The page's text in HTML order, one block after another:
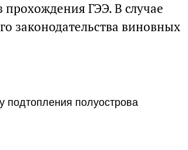
прохождения ГЭЭ. В случае
законодательства виновных
подтопления полуострова